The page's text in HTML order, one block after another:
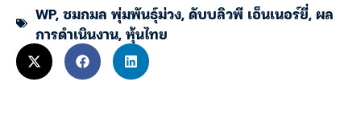
WP,ชมกมล พุ่มพันธุ์ม่วง,ดับบลิวพี เอ็นเนอร์ยี่,ผล
การดำเนินงาน,หุ้นไทย